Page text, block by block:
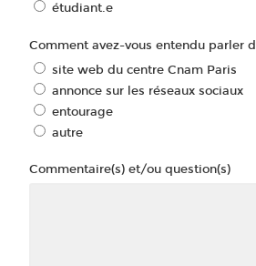
étudiant.e
Comment avez-vous entendu parler
site web du centre Cnam Paris
annonce sur les réseaux sociaux
entourage
autre
Commentaire(s) et/ou question(s)